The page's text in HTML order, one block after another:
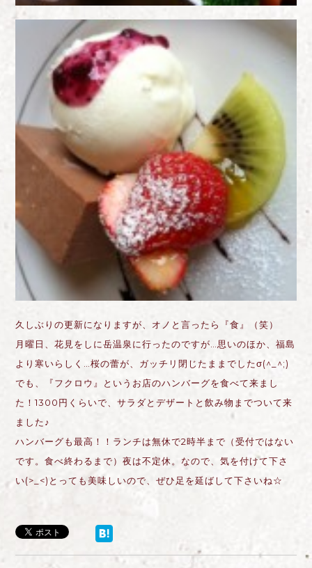
久しぶりの更新になりますが、オノと言ったら『食』（笑）
月曜日、花見をしに岳温泉に行ったのですが…思いのほか、福島
より寒いらしく…桜の蕾が、ガッチリ閉じたままでしたσ(^_^;)
でも、『フクロウ』というお店のハンバーグを食べて来まし
た！1300円くらいで、サラダとデザートと飲み物までついて来
ました♪
ハンバーグも最高！！ランチは無休で2時半まで（受付ではない
です。食べ終わるまで）夜は不定休。なので、気を付けて下さ
い(>_<)とっても美味しいので、ぜひ足を延ばして下さいね☆